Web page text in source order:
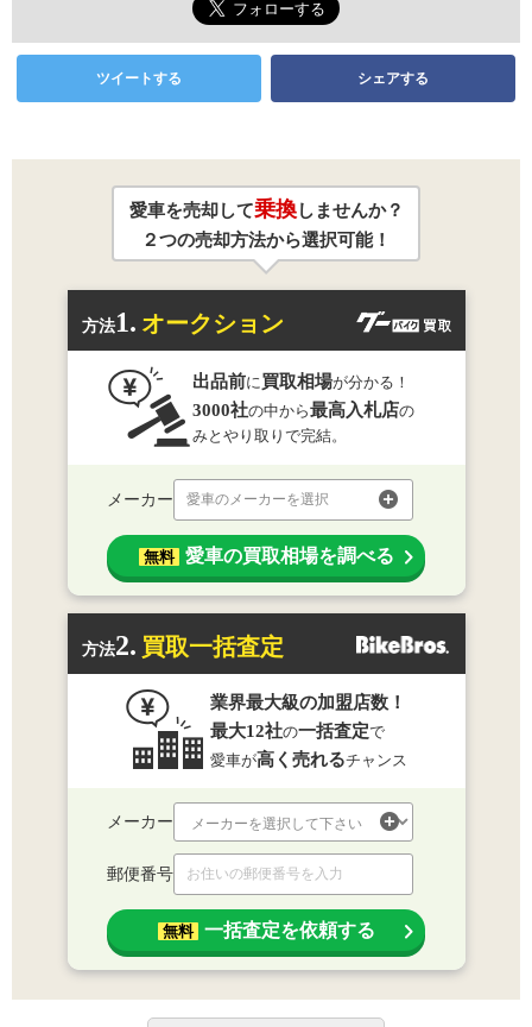
ツイートする シェアする
愛車を売却して乗換しませんか？
２つの売却方法から選択可能！
方法1. オークション
出品前に買取相場が分かる！
3000社の中から最高入札店の
みとやり取りで完結。
メーカー 愛車のメーカーを選択
無料 愛車の買取相場を調べる
方法2. 買取一括査定
業界最大級の加盟店数！
最大12社の一括査定で
愛車が高く売れるチャンス
メーカー
郵便番号
無料 一括査定を依頼する